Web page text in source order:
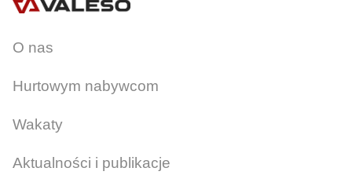
O nas
Hurtowym nabywcom
Wakaty
Aktualności i publikacje